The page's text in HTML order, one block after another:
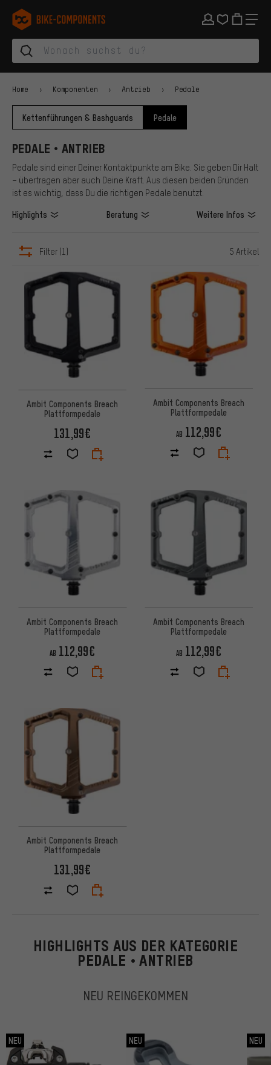
Zur Hauptnavigation springen
Zur Kategorienavigation springen
Zum Inhalt springen
Zu Marken und Newsletter springen
Zur Fußzeile springen
bike-components.de Startseite
Home Komponenten Antrieb Pedale
Kettenführungen & Bashguards Pedale
PEDALE • ANTRIEB
Pedale sind einer Deiner Kontaktpunkte am Bike. Sie geben Dir Halt
– übertragen aber auch Deine Kraft. Aus diesen beiden Gründen
ist es wichtig, dass Du die richtigen Pedale benutzt.
Highlights Beratung Weitere Infos
Filter (1) 5 Artikel
Ambit Components Breach
Plattformpedale
131,99€
Ambit Components Breach
Plattformpedale
AB 112,99€
Ambit Components Breach
Plattformpedale
AB 112,99€
Ambit Components Breach
Plattformpedale
AB 112,99€
Ambit Components Breach
Plattformpedale
131,99€
HIGHLIGHTS AUS DER KATEGORIE
PEDALE • ANTRIEB
NEU REINGEKOMMEN
NEU NEU NEU